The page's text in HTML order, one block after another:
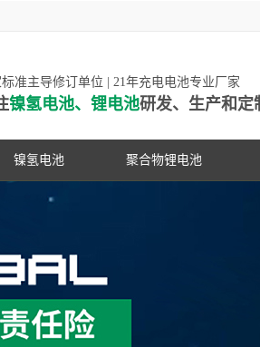
标准主导修订单位 | 21年充电电池专业厂家
镍氢电池、锂电池研发、生产和定
镍氢电池 聚合物锂电池
PG游戏官网是镍氢电池国家标准主导
修订单位，并参与多项锂电池行业国